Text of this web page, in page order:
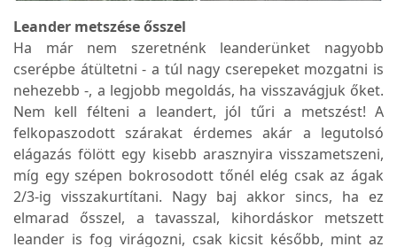
Leander metszése ősszel
Ha már nem szeretnénk leanderünket nagyobb
cserépbe átültetni - a túl nagy cserepeket mozgatni is
nehezebb -, a legjobb megoldás, ha visszavágjuk őket.
Nem kell félteni a leandert, jól tűri a metszést! A
felkopaszodott szárakat érdemes akár a legutolsó
elágazás fölött egy kisebb arasznyira visszametszeni,
míg egy szépen bokrosodott tőnél elég csak az ágak
2/3-ig visszakurtítani. Nagy baj akkor sincs, ha ez
elmarad ősszel, a tavasszal, kihordáskor metszett
leander is fog virágozni, csak kicsit később, mint az